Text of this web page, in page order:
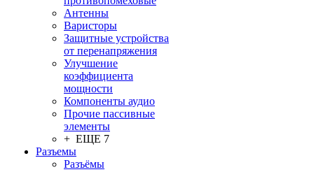
Антенны
Варисторы
Защитные устройства
от перенапряжения
Улучшение
коэффициента
мощности
Компоненты аудио
Прочие пассивные
элементы
+ ЕЩЕ 7
Разъeмы
Разъёмы